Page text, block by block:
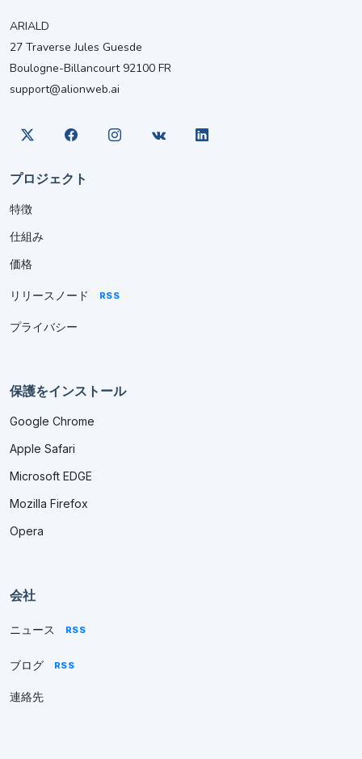
ARIALD
27 Traverse Jules Guesde
Boulogne-Billancourt 92100 FR
support@alionweb.ai
プロジェクト
特徴
仕組み
価格
リリースノード RSS
プライバシー
保護をインストール
Google Chrome
Apple Safari
Microsoft EDGE
Mozilla Firefox
Opera
会社
ニュース RSS
ブログ RSS
連絡先